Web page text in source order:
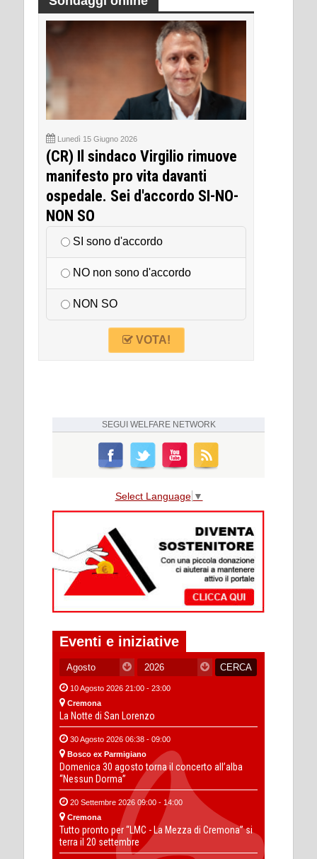
Lunedì 15 Giugno 2026
(CR) Il sindaco Virgilio rimuove
manifesto pro vita davanti
ospedale. Sei d'accordo SI-NO-
NON SO
SI sono d'accordo
NO non sono d'accordo
NON SO
VOTA!
SEGUI WELFARE NETWORK
Select Language ▼
Eventi e iniziative
10 Agosto 2026 21:00 - 23:00
Cremona
La Notte di San Lorenzo
30 Agosto 2026 06:38 - 09:00
Bosco ex Parmigiano
Domenica 30 agosto torna il concerto all’alba
“Nessun Dorma”
20 Settembre 2026 09:00 - 14:00
Cremona
Tutto pronto per “LMC - La Mezza di Cremona” si
terra il 20 settembre